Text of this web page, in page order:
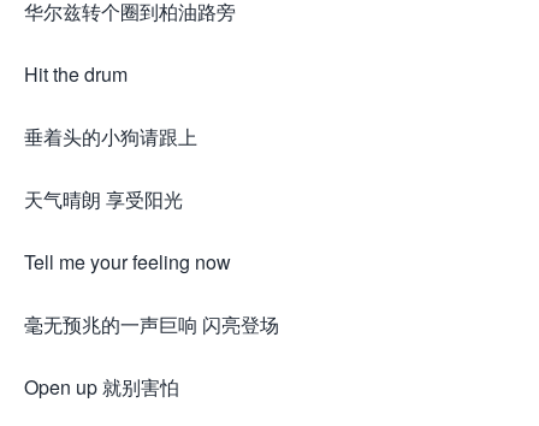
华尔兹转个圈到柏油路旁
Hit the drum
垂着头的小狗请跟上
天气晴朗 享受阳光
Tell me your feeling now
毫无预兆的一声巨响 闪亮登场
Open up 就别害怕